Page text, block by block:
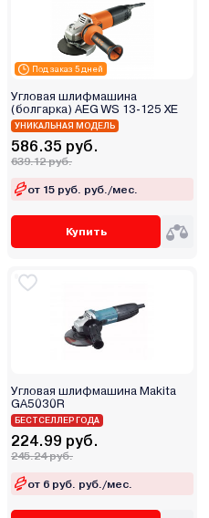
Bort
Bosch (Бош)
Brait
CAT
Crown
Daewoo
DCK
Deli
DeWalt
Dnipro-M
DWT
DYLLU
ECO
Edon
Einhell
Elitech
80 мм
100 мм
150 мм
175 мм
230 мм
300 мм
Под заказ 5 дней
Угловая шлифмашина
(болгарка) AEG WS 13-125 XE
УНИКАЛЬНАЯ МОДЕЛЬ
586.35 руб.
639.12 руб.
от 15 руб. руб./мес.
Купить
Угловая шлифмашина Makita
GA5030R
БЕСТСЕЛЛЕР ГОДА
224.99 руб.
245.24 руб.
от 6 руб. руб./мес.